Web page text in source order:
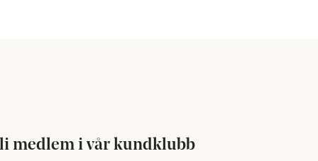
medlem i vår kundklubb